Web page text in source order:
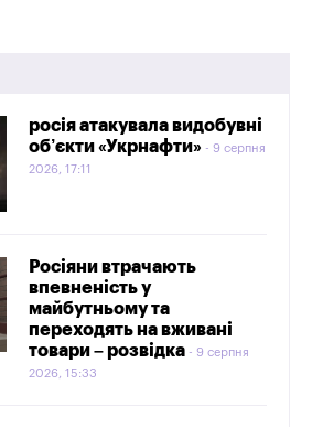
росія атакувала видобувні
об’єкти «Укрнафти»
9 серпня
2026, 17:11
Росіяни втрачають
впевненість у
майбутньому та
переходять на вживані
товари – розвідка
9 серпня
2026, 15:33